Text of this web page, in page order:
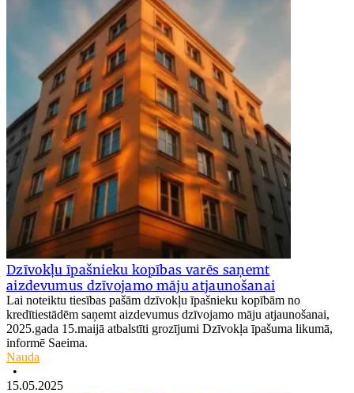
Dzīvokļu īpašnieku kopības varēs saņemt
aizdevumus dzīvojamo māju atjaunošanai
Lai noteiktu tiesības pašām dzīvokļu īpašnieku kopībām no
kredītiestādēm saņemt aizdevumus dzīvojamo māju atjaunošanai,
2025.gada 15.maijā atbalstīti grozījumi Dzīvokļa īpašuma likumā,
informē Saeima.
Nauda
•
15.05.2025